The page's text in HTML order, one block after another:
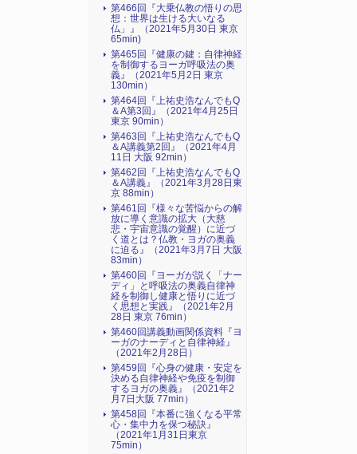
第466回『大乗仏教の悟りの思
想：世界は生ける大いなる
仏」』（2021年5月30日 東京
65min)
第465回『健康の鍵：自律神経
を制御するヨーガ呼吸法の奥
義』（2021年5月2日 東京
130min）
第464回『上祐史浩なんでもQ
＆A第3回』（2021年4月25日
東京 90min）
第463回『上祐史浩なんでもQ
＆A講義第2回』（2021年4月
11日 大阪 92min）
第462回『上祐史浩なんでもQ
＆A講義』（2021年3月28日東
京 88min）
第461回『様々な苦悩からの解
放に導く意識の拡大（大慈
悲・宇宙意識の覚醒）に近づ
く道とは？仏教・ヨガの奥義
に迫る』（2021年3月7日 大阪
83min）
第460回『ヨーガが説く「ナー
ディ」と呼吸法の奥義自律神
経を制御し健康と悟りに近づ
く思想と実践』（2021年2月
28日 東京 76min）
第460回講義動画関係資料『ヨ
ーガのナーディと自律神経』
（2021年2月28日）
第459回『心身の健康・安定を
決める自律神経や免疫を制御
するヨガの奥義』（2021年2
月7日大阪 77min）
第458回『本番に強くなる平常
心・集中力を保つ秘訣』
（2021年1月31日東京
75min）